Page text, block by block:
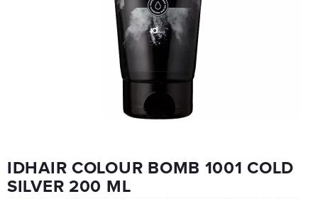
TIGI Tweens Recovery 2x750ml
244,30 kr
LÄGG I VARUKORGEN
IDHAIR COLOUR BOMB 1001 COLD
SILVER 200 ML